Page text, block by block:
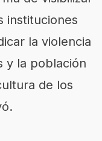
instituciones
la violencia
y la población
de los